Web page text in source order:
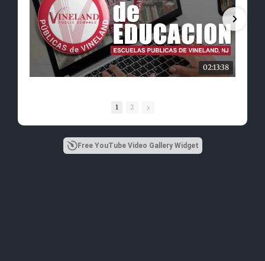
02:13:38
1 2
Free YouTube Video Gallery Widget